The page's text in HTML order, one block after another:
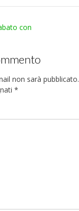
con
non sarà pubblicato.
*